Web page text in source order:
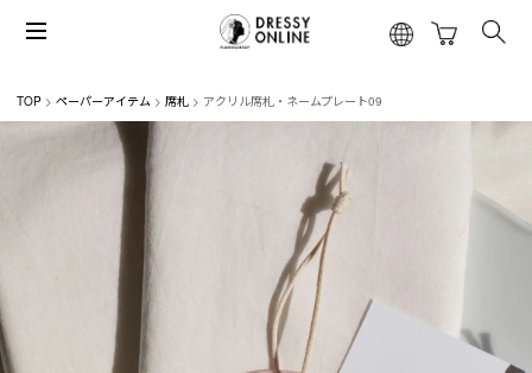
TOP ペーパーアイテム 席札 アクリル席札・ネームプレート09